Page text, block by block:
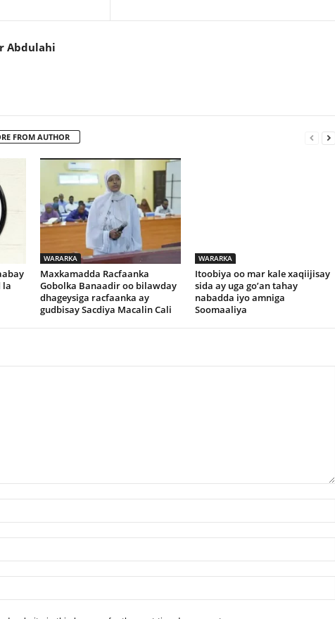
Abdulahi
FROM AUTHOR
la
WARARKA
Maxkamadda Racfaanka
Gobolka Banaadir oo bilawday
dhageysiga racfaanka ay
gudbisay Sacdiya Macalin Cali
WARARKA
Itoobiya oo mar kale xaqiijisay
sida ay uga go’an tahay
nabadda iyo amniga
Soomaaliya